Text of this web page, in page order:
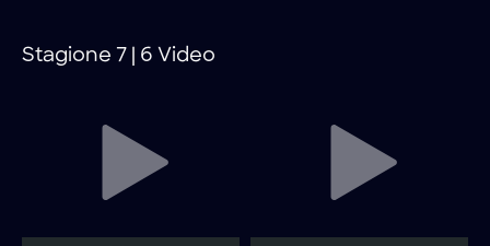
Stagione 7 | 6 Video